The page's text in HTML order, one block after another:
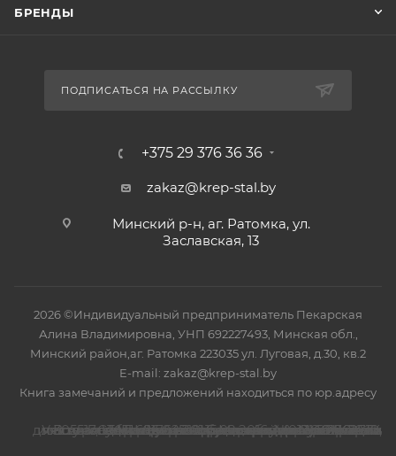
БРЕНДЫ
ПОДПИСАТЬСЯ НА РАССЫЛКУ
+375 29 376 36 36
zakaz@krep-stal.by
Минский р-н, аг. Ратомка, ул.
Заславская, 13
2026 ©Индивидуальный предприниматель Пекарская
Алина Владимировна, УНП 692227493, Минская обл.,
Минский район,аг. Ратомка 223035 ул. Луговая, д.30, кв.2
E-mail: zakaz@krep-stal.by
Книга замечаний и предложений находиться по юр.адресу
Указанные контакты также являются контактами для связи по вопросам обращения покупателей о нарушении их прав.
Номер телефона работников местных исполнительных и распорядительных органов по месту государственной регистрации ООО"КРЕП-СТАЛЬ", уполномоченных рассматривать обращения покупателей: (017) 270-29-14
В торговом реестре с 15.02.2016, № регистрации 305517, УНП 691762710, регистрация №691762710, 16.04.2014 ,Минский райисполком.